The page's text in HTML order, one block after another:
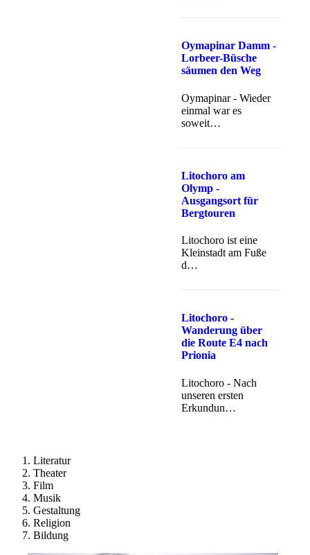
Oymapinar Damm -
Lorbeer-Büsche
säumen den Weg
Oymapinar - Wieder
einmal war es
soweit…
Litochoro am
Olymp -
Ausgangsort für
Bergtouren
Litochoro ist eine
Kleinstadt am Fuße
d…
Litochoro -
Wanderung über
die Route E4 nach
Prionia
Litochoro - Nach
unseren ersten
Erkundun…
Literatur
Theater
Film
Musik
Gestaltung
Religion
Bildung